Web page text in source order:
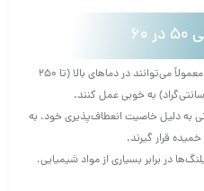
مقاومت دمایی: شیلنگ‌های سیلیکونی معمولاً می‌توانند در دماهای بالا (تا 250
به دلیل خاصیت انعطاف‌پذیری خود، به
قرار گیرند.
در برابر بسیاری از مواد شیمیایی،